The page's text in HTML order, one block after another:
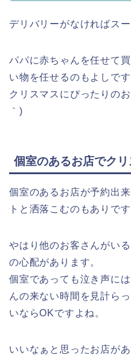
デリバリーがなければス
パパに赤ちゃんを任せて
い物を任せるのもよしです
クリスマスにぴったりの
｀)
個室のあるお店でク
個室のあるお店が予約出
トと洒落こむのもありです
やはり他のお客さんがい
の心配があります。
個室であっても泣き声に
んの来ない時間を見計ら
いならOKですよね。
いいなぁと思ったお店が